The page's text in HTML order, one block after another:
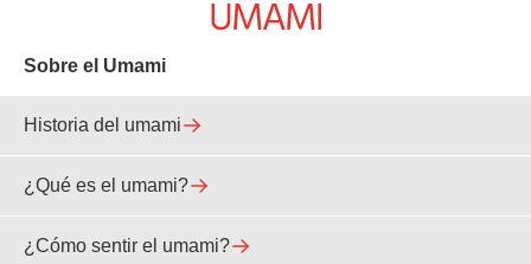
Sobre el Umami
Historia del umami
¿Qué es el umami?
¿Cómo sentir el umami?